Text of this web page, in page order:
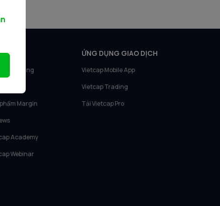
Trading
Margin
Academy
Webinar
ỨNG DỤNG GIAO DỊCH
Vietcap Mobile App
Vietcap Trading
Tải Vietcap Pro